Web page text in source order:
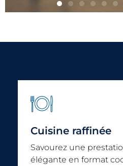
Cuisine raffinée
Savourez une
élégante en format